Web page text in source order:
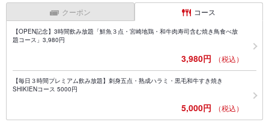
クーポン コース
【OPEN記念】3時間飲み放題「鮮魚３点・宮崎地鶏・和牛肉寿司含む焼き鳥食べ放
題コース」3,980円
3,980円 （税込）
【毎日３時間プレミアム飲み放題】刺身五点・熟成ハラミ・黒毛和牛すき焼き
SHIKIENコース 5000円
5,000円 （税込）